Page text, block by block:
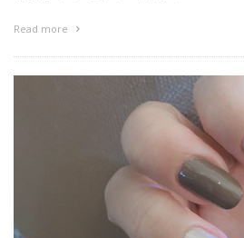
Read more